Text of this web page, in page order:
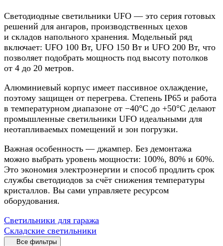
Светодиодные светильники UFO — это серия готовых
решений для ангаров, производственных цехов
и складов напольного хранения. Модельный ряд
включает: UFO 100 Вт, UFO 150 Вт и UFO 200 Вт, что
позволяет подобрать мощность под высоту потолков
от 4 до 20 метров.
Алюминиевый корпус имеет пассивное охлаждение,
поэтому защищен от перегрева. Степень IP65 и работа
в температурном диапазоне от −40°C до +50°C делают
промышленные светильники UFO идеальными для
неотапливаемых помещений и зон погрузки.
Важная особенность — джампер. Без демонтажа
можно выбрать уровень мощности: 100%, 80% и 60%.
Это экономия электроэнергии и способ продлить срок
службы светодиодов за счёт снижения температуры
кристаллов. Вы сами управляете ресурсом
оборудования.
Светильники для гаража
Складские светильники
Все фильтры